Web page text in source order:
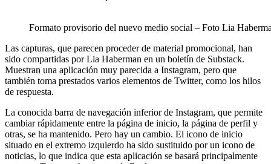
Formato provisorio del nuevo medio social – Foto Lia
Las capturas, que parecen proceder de material promocional, han
sido compartidas por Lia Haberman en un boletín de Substack.
Muestran una aplicación muy parecida a Instagram, pero que
también toma prestados varios elementos de Twitter, como los hilos
de respuesta.
La conocida barra de navegación inferior de Instagram, que permite
cambiar rápidamente entre la página de inicio, la página de perfil y
otras, se ha mantenido. Pero hay un cambio. El icono de inicio
situado en el extremo izquierdo ha sido sustituido por un icono de
noticias, lo que indica que esta aplicación se basará principalmente